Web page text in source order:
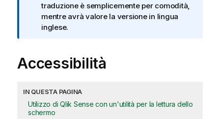
traduzione è semplicemente per comodità,
mentre avrà valore la versione in lingua
inglese.
Accessibilità
IN QUESTA PAGINA
Utilizzo di Qlik Sense con un'utilità per la lettura dello
schermo